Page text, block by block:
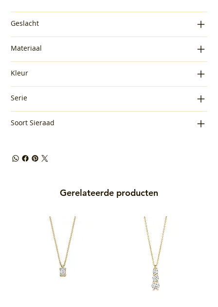
Geslacht
Materiaal
Kleur
Serie
Soort Sieraad
Gerelateerde producten